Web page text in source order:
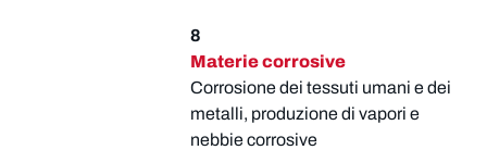
8
Materie corrosive
Corrosione dei tessuti umani e dei
metalli, produzione di vapori e
nebbie corrosive